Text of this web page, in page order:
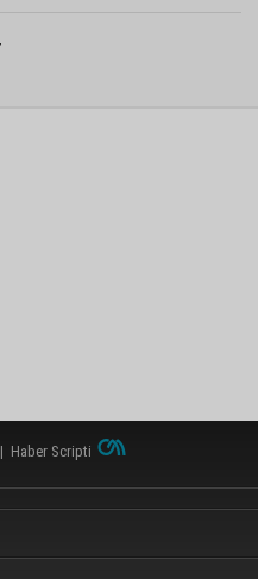
| Haber Scripti